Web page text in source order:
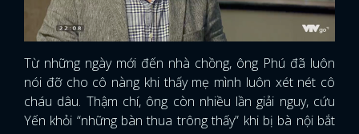
Từ những ngày mới đến nhà chồng, ông Phú đã luôn
nói đỡ cho cô nàng khi thấy mẹ mình luôn xét nét cô
cháu dâu. Thậm chí, ông còn nhiều lần giải nguy, cứu
Yến khỏi “những bàn thua trông thấy” khi bị bà nội bắt